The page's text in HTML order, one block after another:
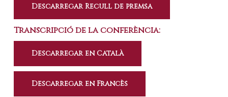
Descarregar Recull de premsa
Transcripció de la conferència:
Descarregar en Català
Descarregar en Francès